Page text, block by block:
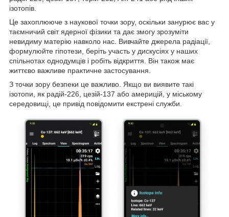
ізотопів.
Це захоплююче з наукової точки зору, оскільки занурює вас у
таємничий світ ядерної фізики та дає змогу зрозуміти
невидиму матерію навколо нас. Вивчайте джерела радіації,
формулюйте гіпотези, беріть участь у дискусіях у наших
спільнотах однодумців і робіть відкриття. Він також має
життєво важливе практичне застосування.
З точки зору безпеки це важливо. Якщо ви виявите такі
ізотопи, як радій-226, цезій-137 або америцій, у міському
середовищі, це привід повідомити екстрені служби.